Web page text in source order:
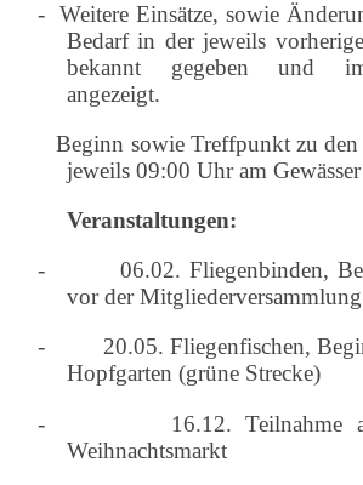
- Weitere Einsätze, sowie
Bedarf in der jeweils
bekannt gegeben und im
angezeigt.
Beginn sowie Treffpunkt zu den
jeweils 09:00 Uhr am
Veranstaltungen:
-
06.02. Fliegenbinden,
vor der Mitgliederversammlung
-
20.05. Fliegenfischen,
Hopfgarten (grüne Strecke)
-
16.12. Teilnahme